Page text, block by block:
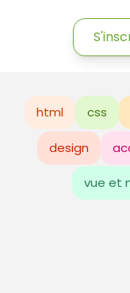
html css
design
vue et